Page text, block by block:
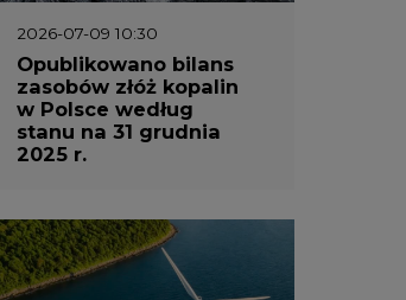
2026-07-09 10:30
Opublikowano bilans
zasobów złóż kopalin
w Polsce według
stanu na 31 grudnia
2025 r.